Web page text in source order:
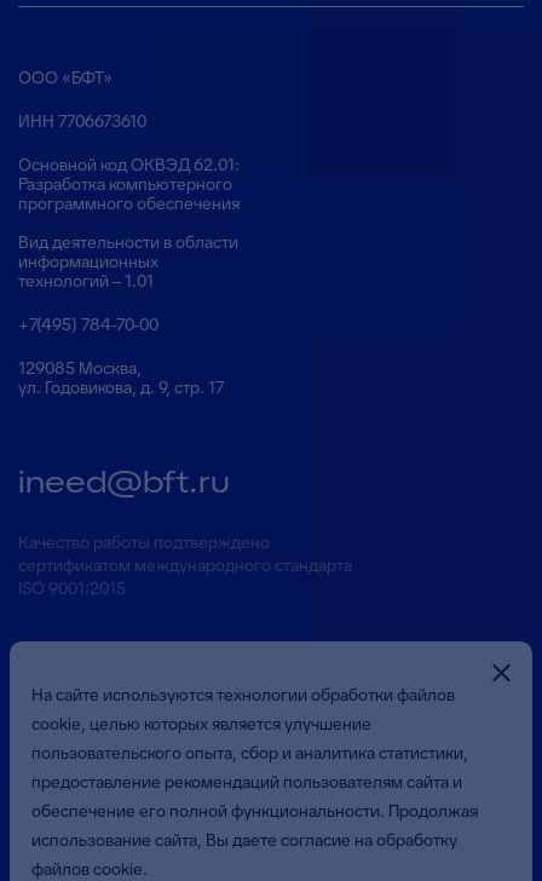
ООО «БФТ»
ИНН 7706673610
Основной код ОКВЭД 62.01:
Разработка компьютерного
программного обеспечения
Вид деятельности в области
информационных
технологий – 1.01
+7(495) 784-70-00
129085 Москва,
ул. Годовикова, д. 9, стр. 17
ineed@bft.ru
Качество работы подтверждено
сертификатом международного стандарта
ISO 9001:2015
Презентация о Компании
На сайте используются технологии обработки файлов
cookie, целью которых является улучшение
пользовательского опыта, сбор и аналитика статистики,
предоставление рекомендаций пользователям сайта и
обеспечение его полной функциональности. Продолжая
использование сайта, Вы даете согласие на обработку
файлов cookie.